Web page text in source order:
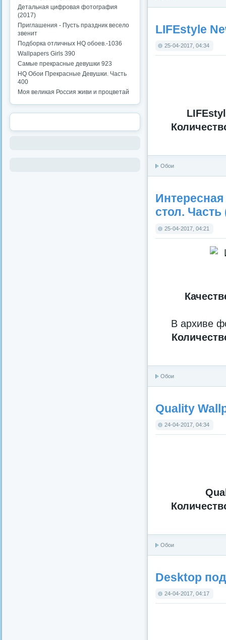
LIFEstyle
25-04-2017, 04:34
Обои
стол. Часть
25-04-2017, 04:21
В архиве
Обои
Quality
24-04-2017, 04:34
Обои
Desktop
24-04-2017, 04:17
Детальная цифровая фотография
(2017)
Приглашения - Пусть праздник весело
звенит
Подборка отличных HQ обоев.-1036
Wallpapers Girls 390
Самые прекрасные девушки 923
HQ Обои Прекрасные Девушки. Часть
400
Моя великая Россия живи и процветай